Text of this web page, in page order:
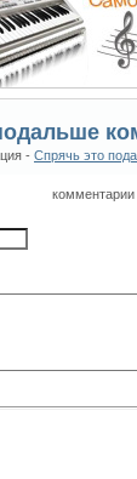
- Спрячь это